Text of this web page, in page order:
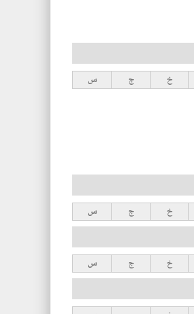
خ ج س
خ ج س
خ ج س